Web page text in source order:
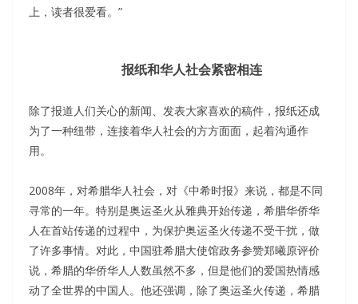
上，读者很爱看。”
报纸和华人社会紧密相连
除了报道人们关心的新闻、发表大家喜欢的稿件，报纸还成
为了一种纽带，连接着华人社会的方方面面，起着沟通作
用。
2008年，对希腊华人社会，对《中希时报》来说，都是不同
寻常的一年。特别是奥运圣火从雅典开始传递，希腊华侨华
人在首站传递的过程中，为保护奥运圣火传递不受干扰，做
了许多事情。对此，中国驻希腊大使馆政务参赞郑曦原评价
说，希腊的华侨华人人数虽然不多，但是他们的爱国热情感
动了全世界的中国人。他还强调，除了奥运圣火传递，希腊